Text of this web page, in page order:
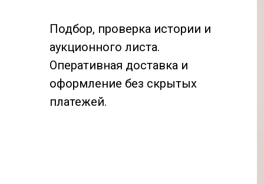
Подбор, проверка истории и
аукционного листа.
Оперативная доставка и
оформление без скрытых
платежей.